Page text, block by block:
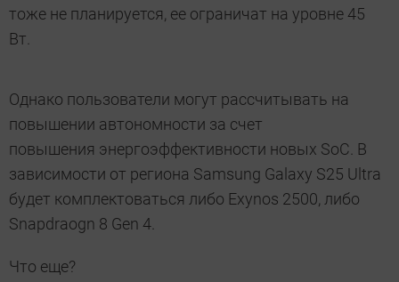
тоже не планируется, ее ограничат на уровне 45
Вт.
Однако пользователи могут рассчитывать на
повышении автономности за счет
повышения энергоэффективности новых SoC. В
зависимости от региона Samsung Galaxy S25 Ultra
будет комплектоваться либо Exynos 2500, либо
Snapdraogn 8 Gen 4.
Что еще?